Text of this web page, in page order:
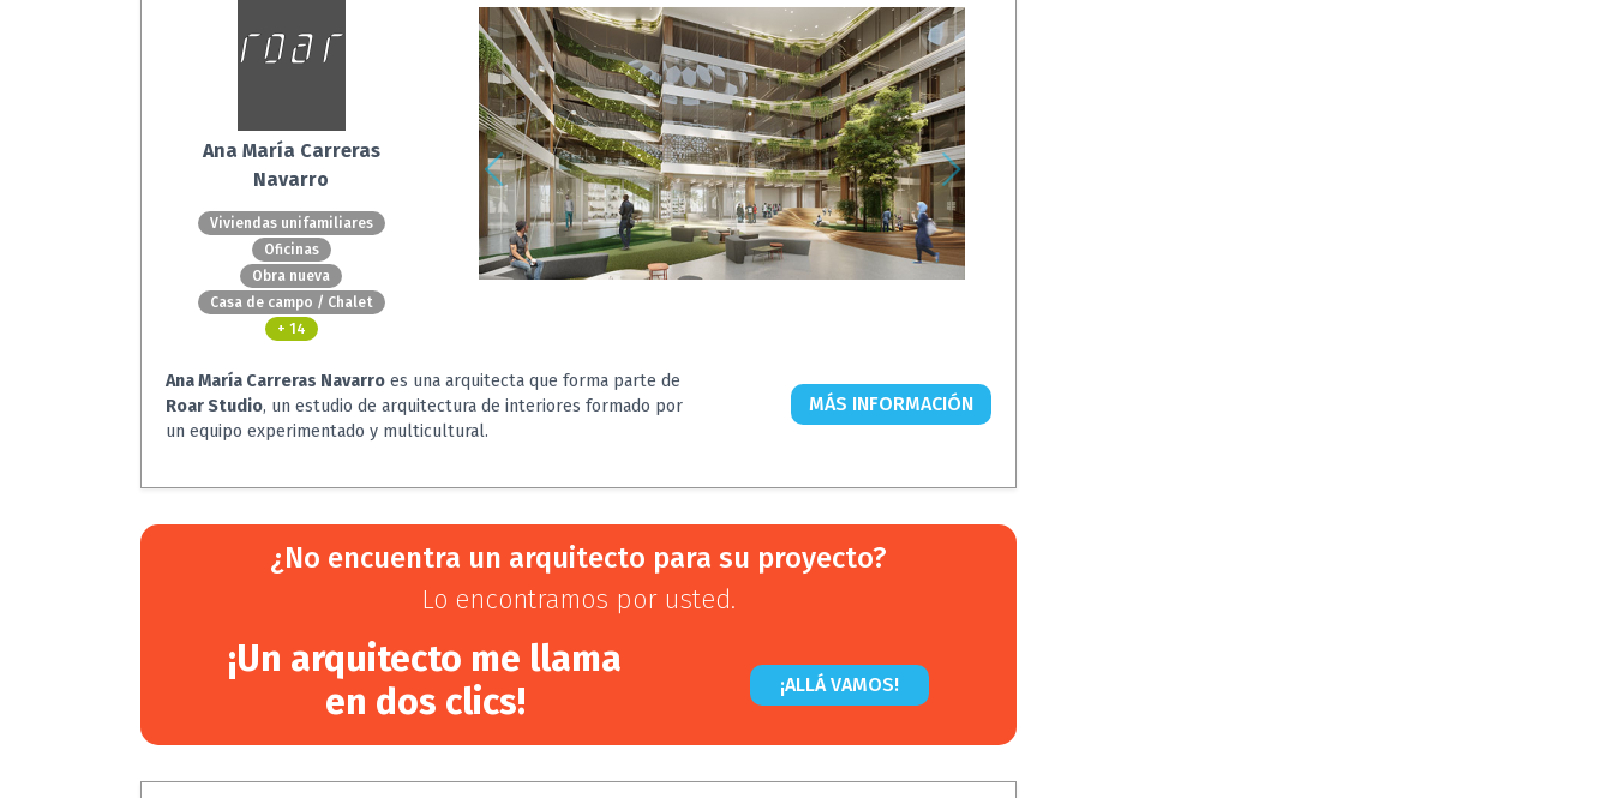
Ana María Carreras
Navarro
Viviendas unifamiliares
Oficinas
Obra nueva
Casa de campo / Chalet
+ 14
Ana María Carreras Navarro es una arquitecta que forma parte de
Roar Studio, un estudio de arquitectura de interiores formado por
un equipo experimentado y multicultural.
MÁS INFORMACIÓN
¿No encuentra un arquitecto para su proyecto?
Lo encontramos por usted.
¡Un arquitecto me llama
en dos clics!
¡ALLÁ VAMOS!